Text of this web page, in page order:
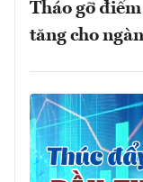
Tháo gỡ
tăng cho